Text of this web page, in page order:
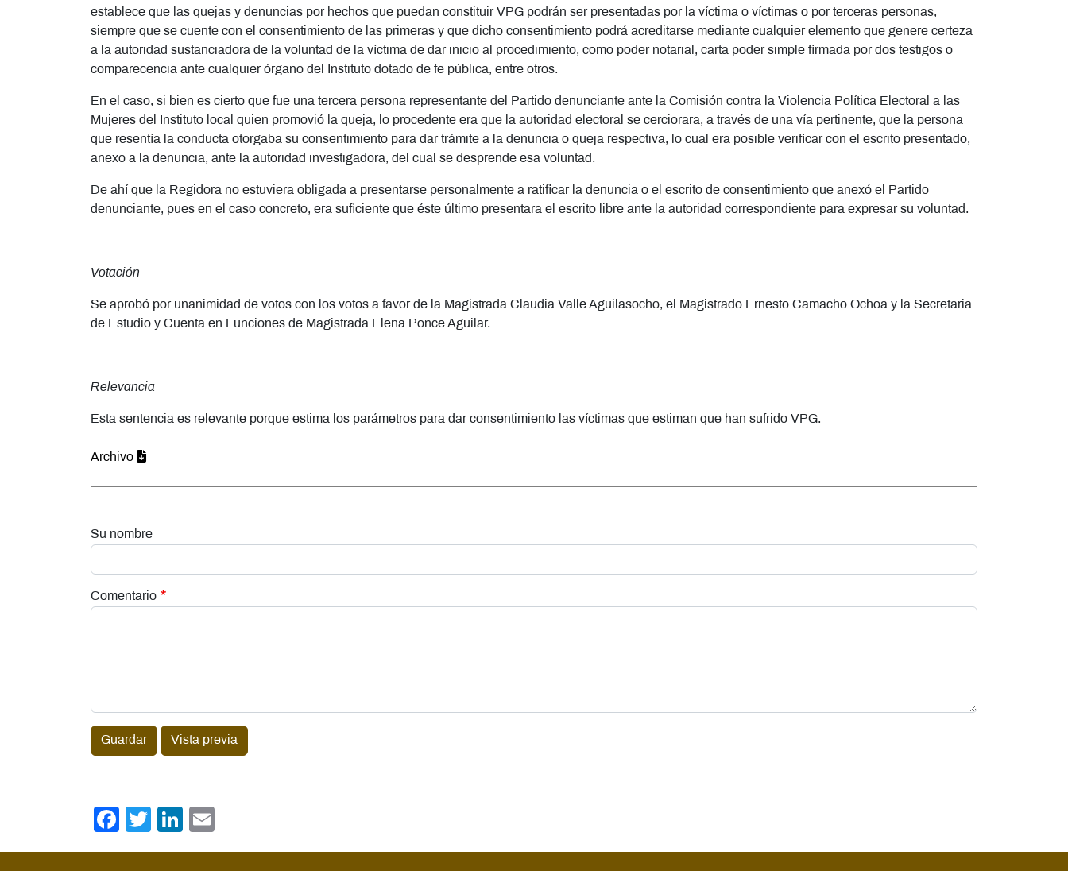
establece que las quejas y denuncias por hechos que puedan constituir VPG podrán ser presentadas por la víctima o víctimas o por terceras personas,
siempre que se cuente con el consentimiento de las primeras y que dicho consentimiento podrá acreditarse mediante cualquier elemento que genere certeza
a la autoridad sustanciadora de la voluntad de la víctima de dar inicio al procedimiento, como poder notarial, carta poder simple firmada por dos testigos o
comparecencia ante cualquier órgano del Instituto dotado de fe pública, entre otros.
En el caso, si bien es cierto que fue una tercera persona representante del Partido denunciante ante la Comisión contra la Violencia Política Electoral a las
Mujeres del Instituto local quien promovió la queja, lo procedente era que la autoridad electoral se cerciorara, a través de una vía pertinente, que la persona
que resentía la conducta otorgaba su consentimiento para dar trámite a la denuncia o queja respectiva, lo cual era posible verificar con el escrito presentado,
anexo a la denuncia, ante la autoridad investigadora, del cual se desprende esa voluntad.
De ahí que la Regidora no estuviera obligada a presentarse personalmente a ratificar la denuncia o el escrito de consentimiento que anexó el Partido
denunciante, pues en el caso concreto, era suficiente que éste último presentara el escrito libre ante la autoridad correspondiente para expresar su voluntad.
Votación
Se aprobó por unanimidad de votos con los votos a favor de la Magistrada Claudia Valle Aguilasocho, el Magistrado Ernesto Camacho Ochoa y la Secretaria
de Estudio y Cuenta en Funciones de Magistrada Elena Ponce Aguilar.
Relevancia
Esta sentencia es relevante porque estima los parámetros para dar consentimiento las víctimas que estiman que han sufrido VPG.
Archivo
Su nombre
Comentario
Guardar Vista previa
Facebook
TwitterLinkedIn